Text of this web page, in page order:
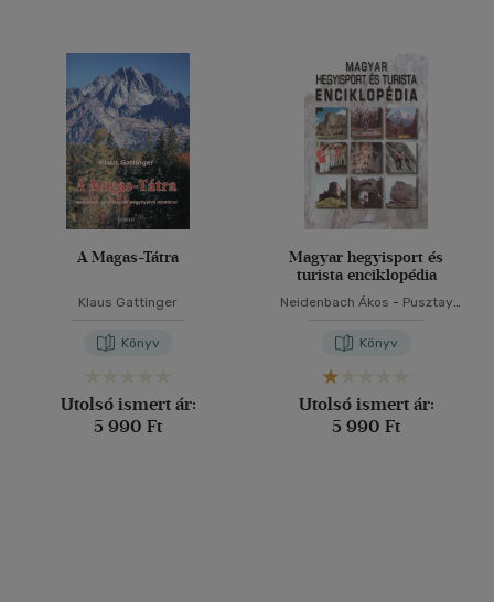
A Magas-Tátra
Klaus Gattinger
Könyv
Utolsó ismert ár:
5 990 Ft
Magyar hegyisport és
turista enciklopédia
Neidenbach Ákos - Pusztay
Könyv
Utolsó ismert ár:
5 990 Ft